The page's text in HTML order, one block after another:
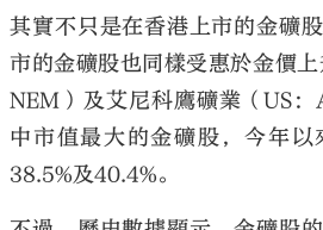
其實不只是在香港上市的金礦
市的金礦股也同樣受惠於金價上
NEM）及艾尼科鷹礦業（US
中市值最大的金礦股，今年以
38.5%及40.4%。